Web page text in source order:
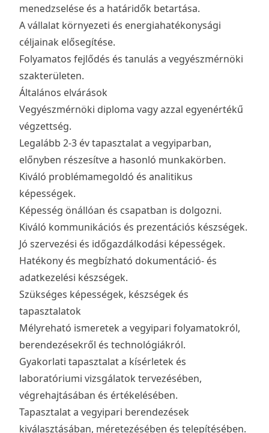
menedzselése és a határidők betartása.
A vállalat környezeti és energiahatékonysági
céljainak elősegítése.
Folyamatos fejlődés és tanulás a vegyészmérnöki
szakterületen.
Általános elvárások
Vegyészmérnöki diploma vagy azzal egyenértékű
végzettség.
Legalább 2-3 év tapasztalat a vegyiparban,
előnyben részesítve a hasonló munkakörben.
Kiváló problémamegoldó és analitikus
képességek.
Képesség önállóan és csapatban is dolgozni.
Kiváló kommunikációs és prezentációs készségek.
Jó szervezési és időgazdálkodási képességek.
Hatékony és megbízható dokumentáció- és
adatkezelési készségek.
Szükséges képességek, készségek és
tapasztalatok
Mélyreható ismeretek a vegyipari folyamatokról,
berendezésekről és technológiákról.
Gyakorlati tapasztalat a kísérletek és
laboratóriumi vizsgálatok tervezésében,
végrehajtásában és értékelésében.
Tapasztalat a vegyipari berendezések
kiválasztásában, méretezésében és telepítésében.